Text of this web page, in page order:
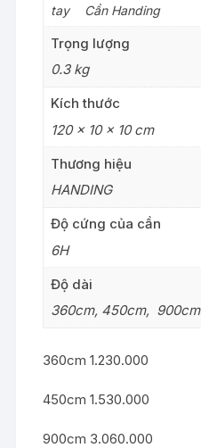
tay
Cần Handing
Trọng lượng
0.3 kg
Kích thước
120 × 10 × 10 cm
Thương hiệu
HANDING
Độ cứng của cần
6H
Độ dài
360cm, 450cm, 900cm
360cm 1.230.000
450cm 1.530.000
900cm 3.060.000